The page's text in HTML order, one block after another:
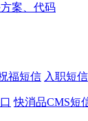
案、代码
福短信 入职短信
快消品CMS短